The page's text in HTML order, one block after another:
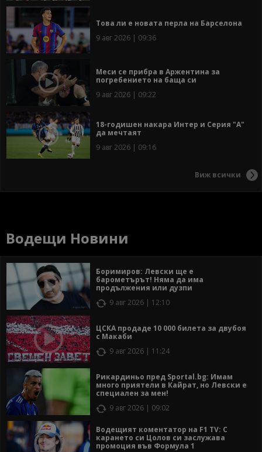
Това ли е новата перла на Барселона
9 авг 2026 | 09:36
Меси се прибра в Аржентина за
погребението на баща си
9 авг 2026 | 09:22
18-годишен накара Интер и Серия "А"
да мечтаят
9 авг 2026 | 09:16
Виж всички
Водещи Новини
Боримиров: Левски ще е
барометърът! Няма да има
продължения или дузпи
9 авг 2026 | 12:10
ЦСКА продаде 10 000 билета за двубоя
с Макаби
9 авг 2026 | 11:24
Рикардиньо пред Sportal.bg: Имам
много приятели в Кайрат, но Левски е
специален за мен!
9 авг 2026 | 09:02
Водещият коментатор на F1 TV: С
карането си Цолов си заслужава
промоция във Формула 1